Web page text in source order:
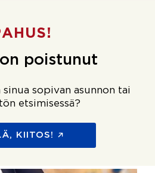
poistunut
sopivan asunnon tai
etsimisessä?
KIITOS!